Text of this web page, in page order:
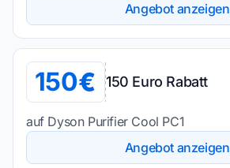
Angebot anzeigen
150 150 Euro Rabatt
auf Dyson Purifier Cool PC1
Angebot anzeigen